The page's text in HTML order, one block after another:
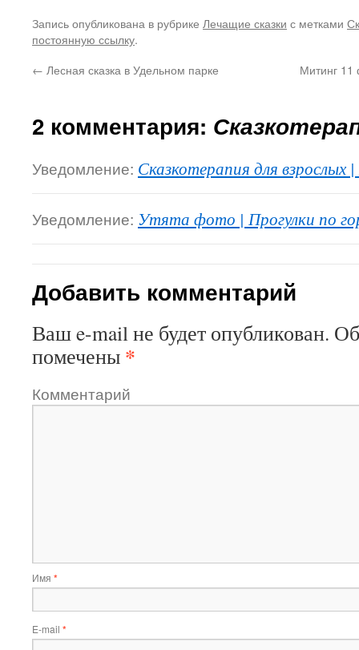
Запись опубликована в рубрике Лечащие сказки с метками
постоянную ссылку.
← Лесная сказка в Удельном парке Митинг 11
2 комментария:
Уведомление: Сказкотерапия для взрослых
Уведомление: Утята фото | Прогулки по
Добавить комментарий
Ваш e-mail не будет опубликован.
помечены *
Комментарий
Имя *
E-mail *